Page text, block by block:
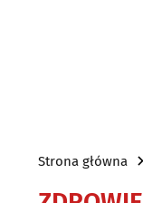
Strona główna